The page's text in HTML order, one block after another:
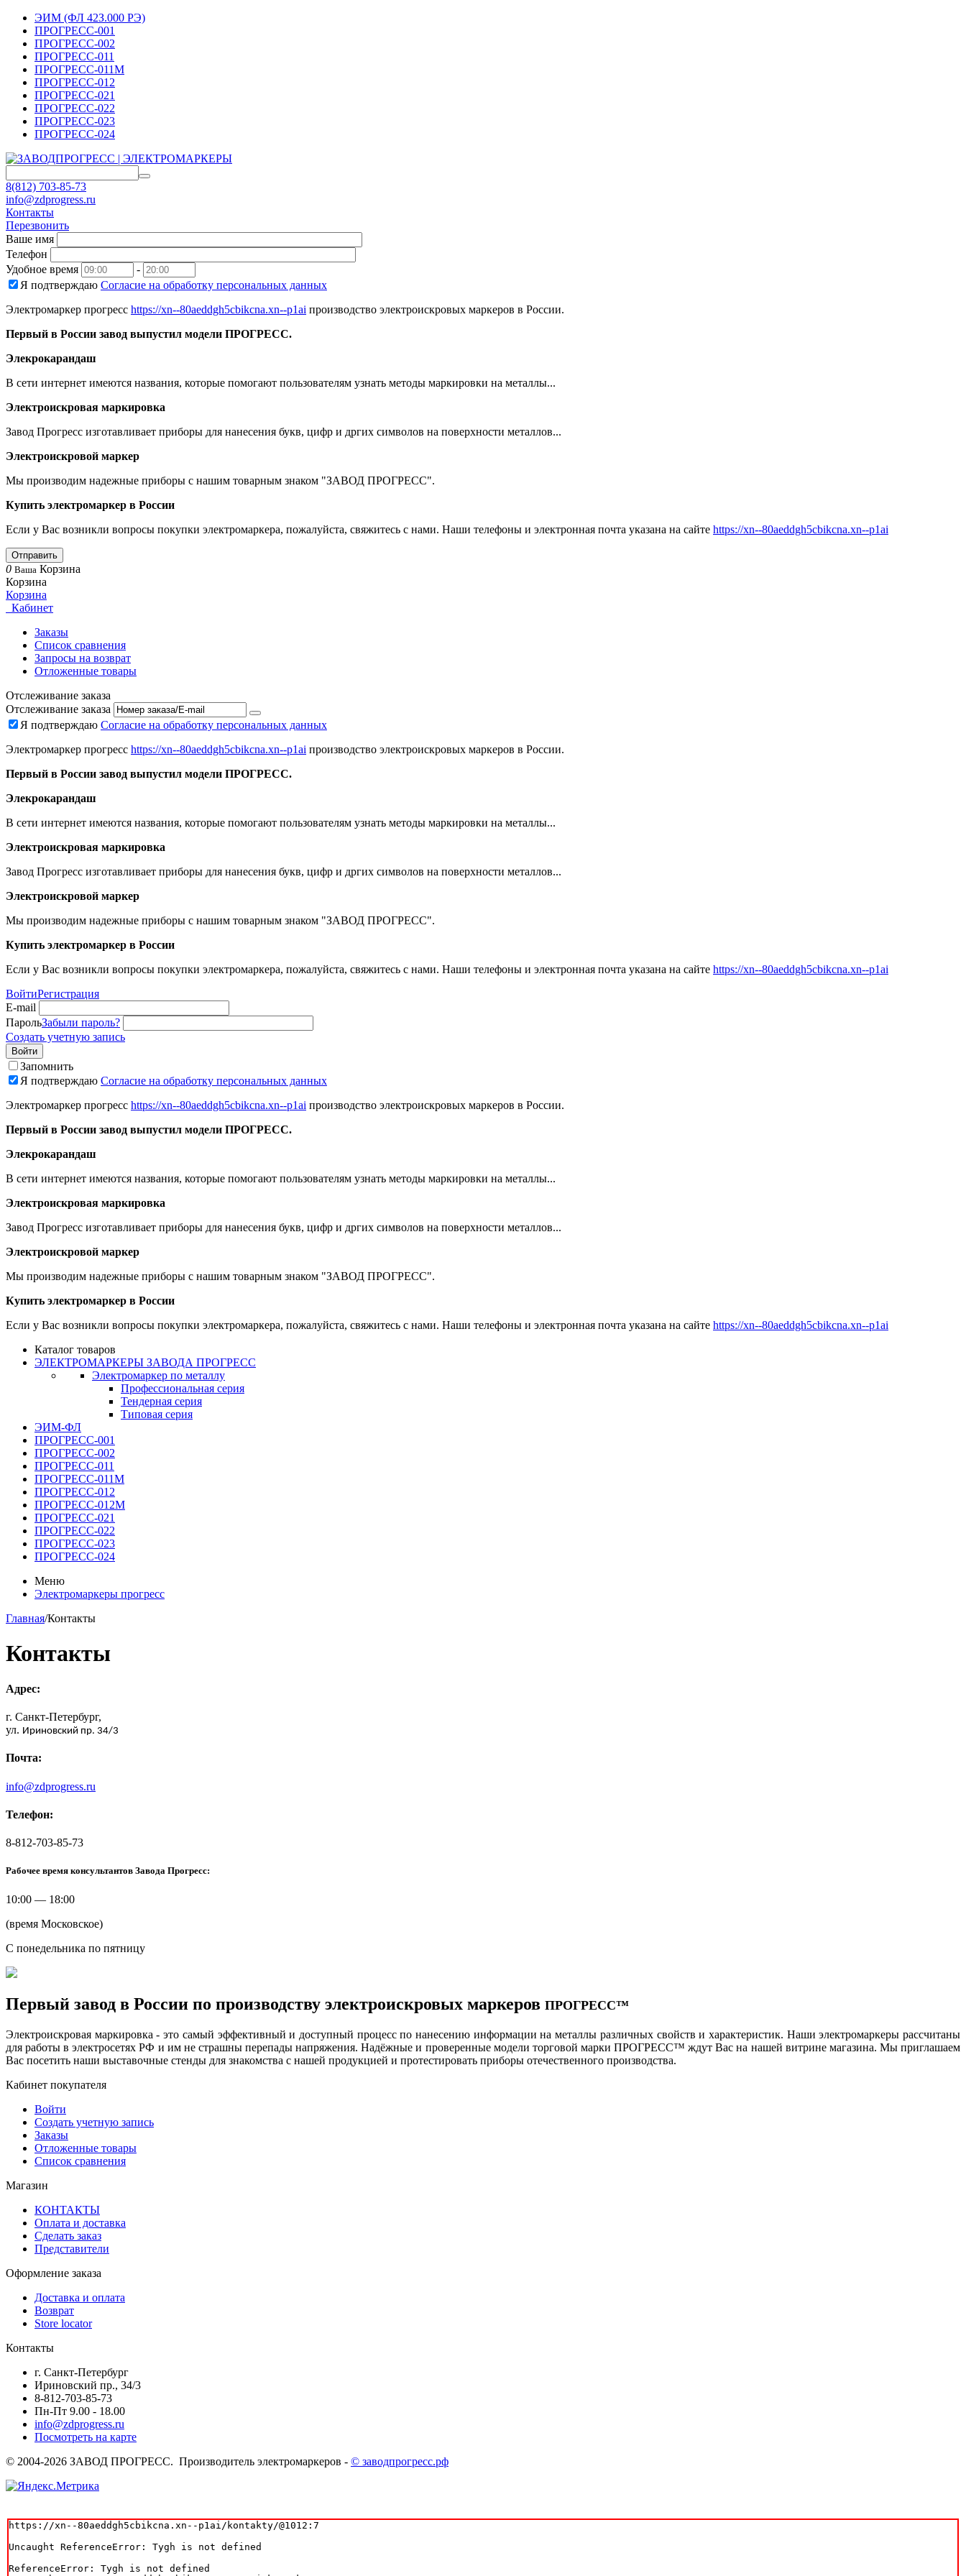
ЭИМ (ФЛ 42З.000 РЭ)
ПРОГРЕСС-001
ПРОГРЕСС-002
ПРОГРЕСС-011
ПРОГРЕСС-011М
ПРОГРЕСС-012
ПРОГРЕСС-021
ПРОГРЕСС-022
ПРОГРЕСС-023
ПРОГРЕСС-024
8(812) 703-85-73
info@zdprogress.ru
Контакты
Перезвонить
Ваше имя
Телефон
Удобное время
-
Я подтверждаю Согласие на обработку персональных данных
Электромаркер прогресс https://xn--80aeddgh5cbikcna.xn--p1ai производство электроискровых маркеров в России.
Первый в России завод выпустил модели ПРОГРЕСС.
Элекрокарандаш
В сети интернет имеются названия, которые помогают пользователям узнать методы маркировки на металлы...
Электроискровая маркировка
Завод Прогресс изготавливает приборы для нанесения букв, цифр и дргих символов на поверхности металлов...
Электроискровой маркер
Мы производим надежные приборы с нашим товарным знаком "ЗАВОД ПРОГРЕСС".
Купить электромаркер в России
Если у Вас возникли вопросы покупки электромаркера, пожалуйста, свяжитесь с нами. Наши телефоны и электронная почта указана на сайте https://xn--80aeddgh5cbikcna.xn--p1ai
Отправить
0 Ваша Корзина
Корзина
Корзина
Кабинет
Заказы
Список сравнения
Запросы на возврат
Отложенные товары
Отслеживание заказа
Отслеживание заказа
Я подтверждаю Согласие на обработку персональных данных
Электромаркер прогресс https://xn--80aeddgh5cbikcna.xn--p1ai производство электроискровых маркеров в России.
Первый в России завод выпустил модели ПРОГРЕСС.
Элекрокарандаш
В сети интернет имеются названия, которые помогают пользователям узнать методы маркировки на металлы...
Электроискровая маркировка
Завод Прогресс изготавливает приборы для нанесения букв, цифр и дргих символов на поверхности металлов...
Электроискровой маркер
Мы производим надежные приборы с нашим товарным знаком "ЗАВОД ПРОГРЕСС".
Купить электромаркер в России
Если у Вас возникли вопросы покупки электромаркера, пожалуйста, свяжитесь с нами. Наши телефоны и электронная почта указана на сайте https://xn--80aeddgh5cbikcna.xn--p1ai
ВойтиРегистрация
E-mail
ПарольЗабыли пароль?
Создать учетную запись
Войти
Запомнить
Я подтверждаю Согласие на обработку персональных данных
Электромаркер прогресс https://xn--80aeddgh5cbikcna.xn--p1ai производство электроискровых маркеров в России.
Первый в России завод выпустил модели ПРОГРЕСС.
Элекрокарандаш
В сети интернет имеются названия, которые помогают пользователям узнать методы маркировки на металлы...
Электроискровая маркировка
Завод Прогресс изготавливает приборы для нанесения букв, цифр и дргих символов на поверхности металлов...
Электроискровой маркер
Мы производим надежные приборы с нашим товарным знаком "ЗАВОД ПРОГРЕСС".
Купить электромаркер в России
Если у Вас возникли вопросы покупки электромаркера, пожалуйста, свяжитесь с нами. Наши телефоны и электронная почта указана на сайте https://xn--80aeddgh5cbikcna.xn--p1ai
Каталог товаров
ЭЛЕКТРОМАРКЕРЫ ЗАВОДА ПРОГРЕСС
Электромаркер по металлу
Профессиональная серия
Тендерная серия
Типовая серия
ЭИМ-ФЛ
ПРОГРЕСС-001
ПРОГРЕСС-002
ПРОГРЕСС-011
ПРОГРЕСС-011М
ПРОГРЕСС-012
ПРОГРЕСС-012М
ПРОГРЕСС-021
ПРОГРЕСС-022
ПРОГРЕСС-023
ПРОГРЕСС-024
Меню
Электромаркеры прогресс
Главная/Контакты
Контакты
Адрес:
г. Санкт-Петербург,
ул. Ириновский пр. 34/3
Почта:
info@zdprogress.ru
Телефон:
8-812-703-85-73
Рабочее время консультантов Завода Прогресс:
10:00 — 18:00
(время Московское)
C понедельника по пятницу
Первый завод в России по производству электроискровых маркеров ПРОГРЕСС™
Электроискровая маркировка - это самый эффективный и доступный процесс по нанесению информации на металлы различных свойств и характеристик. Наши электромаркеры рассчитаны
для работы в электросетях РФ и им не страшны перепады напряжения. Надёжные и проверенные модели торговой марки ПРОГРЕСС™ ждут Вас на нашей витрине магазина. Мы приглашаем
Вас посетить наши выставочные стенды для знакомства с нашей продукцией и протестировать приборы отечественного производства.
Кабинет покупателя
Войти
Создать учетную запись
Заказы
Отложенные товары
Список сравнения
Магазин
КОНТАКТЫ
Оплата и доставка
Сделать заказ
Представители
Оформление заказа
Доставка и оплата
Возврат
Store locator
Контакты
г. Санкт-Петербург
Ириновский пр., 34/3
8-812-703-85-73
Пн-Пт 9.00 - 18.00
info@zdprogress.ru
Посмотреть на карте
© 2004-2026 ЗАВОД ПРОГРЕСС. Производитель электромаркеров - © заводпрогресс.рф
https://xn--80aeddgh5cbikcna.xn--p1ai/kontakty/@1012:7
Uncaught ReferenceError: Tygh is not defined
ReferenceError: Tygh is not defined